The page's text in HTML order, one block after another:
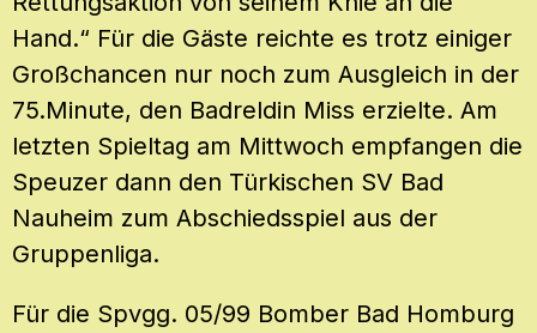
Hand.“ Für die Gäste reichte es trotz einiger
Großchancen nur noch zum Ausgleich in der
75.Minute, den Badreldin Miss erzielte. Am
letzten Spieltag am Mittwoch empfangen die
Speuzer dann den Türkischen SV Bad
Nauheim zum Abschiedsspiel aus der
Gruppenliga.
Für die Spvgg. 05/99 Bomber Bad Homburg